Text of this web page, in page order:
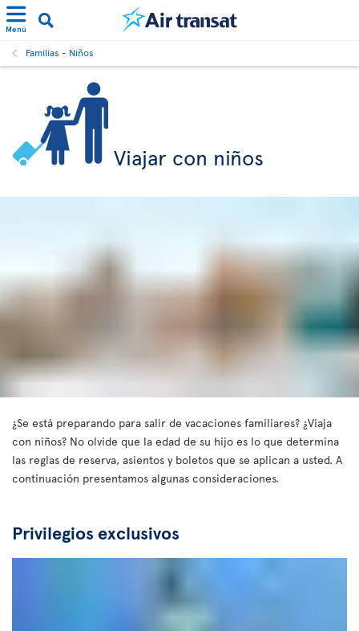
Menú
Familias - Niños
Viajar con niños
¿Se está preparando para salir de vacaciones familiares? ¿Viaja
con niños? No olvide que la edad de su hijo es lo que determina
las reglas de reserva, asientos y boletos que se aplican a usted. A
continuación presentamos algunas consideraciones.
Privilegios exclusivos